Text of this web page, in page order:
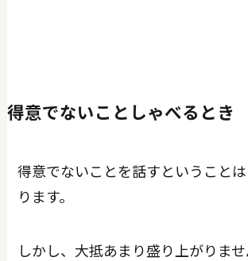
得意でないことしゃべるとき
得意でないことを話すということ
ります。
しかし、大抵あまり盛り上がりませ